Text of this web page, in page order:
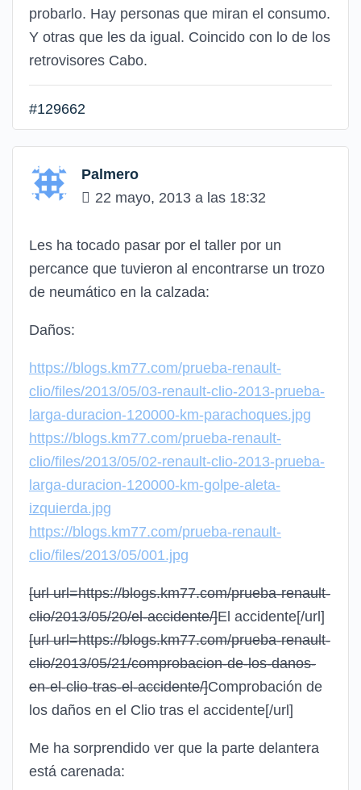
probarlo. Hay personas que miran el consumo.
Y otras que les da igual. Coincido con lo de los
retrovisores Cabo.
#129662
Palmero
22 mayo, 2013 a las 18:32
Les ha tocado pasar por el taller por un
percance que tuvieron al encontrarse un trozo
de neumático en la calzada:
Daños:
https://blogs.km77.com/prueba-renault-
clio/files/2013/05/03-renault-clio-2013-prueba-
larga-duracion-120000-km-parachoques.jpg
https://blogs.km77.com/prueba-renault-
clio/files/2013/05/02-renault-clio-2013-prueba-
larga-duracion-120000-km-golpe-aleta-
izquierda.jpg
https://blogs.km77.com/prueba-renault-
clio/files/2013/05/001.jpg
[url url=https://blogs.km77.com/prueba-renault-
clio/2013/05/20/el-accidente/]El accidente[/url]
[url url=https://blogs.km77.com/prueba-renault-
clio/2013/05/21/comprobacion-de-los-danos-
en-el-clio-tras-el-accidente/]Comprobación de
los daños en el Clio tras el accidente[/url]
Me ha sorprendido ver que la parte delantera
está carenada: